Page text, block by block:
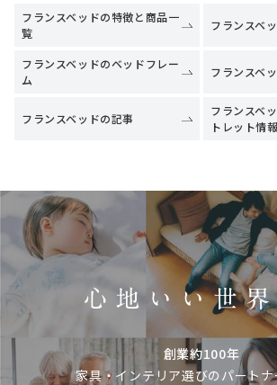
フランスベッドの特徴と商品一
覧
フランスベ
フランスベッドのベッドフレー
ム
フランスベ
フランスベッドの記事
フランスベ
トレット情報
創業約100年
家具・インテリア選びのパートナ